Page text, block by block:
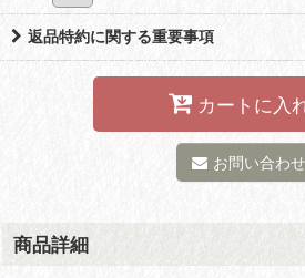
返品特約に関する重要事項
カートに入
お問い合わせ
商品詳細